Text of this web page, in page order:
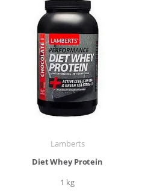
Lamberts
Diet Whey Protein
1 kg